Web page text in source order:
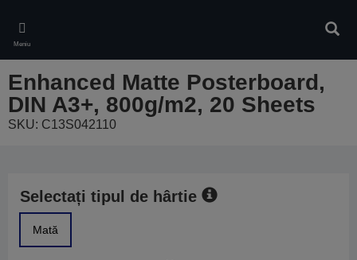
main
content
Meniu
Enhanced Matte Posterboard,
DIN A3+, 800g/m2, 20 Sheets
SKU: C13S042110
Selectați tipul de hârtie
Mată